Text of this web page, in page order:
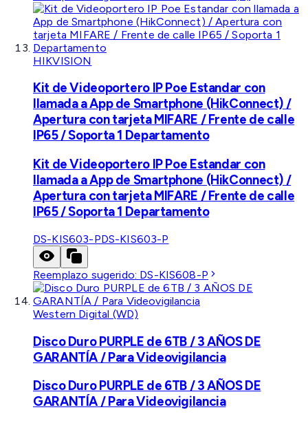
HIKVISION
Kit de Videoportero IP Poe Estandar con
llamada a App de Smartphone (HikConnect) /
Apertura con tarjeta MIFARE / Frente de calle
IP65 / Soporta 1 Departamento
Kit de Videoportero IP Poe Estandar con
llamada a App de Smartphone (HikConnect) /
Apertura con tarjeta MIFARE / Frente de calle
IP65 / Soporta 1 Departamento
DS-KIS603-PDS-KIS603-P
Reemplazo sugerido: DS-KIS608-P
Western Digital (WD)
Disco Duro PURPLE de 6TB / 3 AÑOS DE
GARANTÍA / Para Videovigilancia
Disco Duro PURPLE de 6TB / 3 AÑOS DE
GARANTÍA / Para Videovigilancia